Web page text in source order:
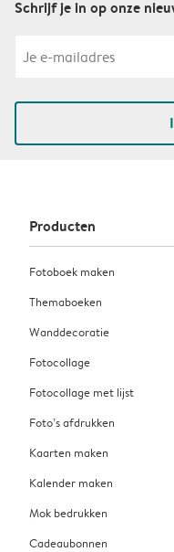
Schrijf je in op onze
Producten
Fotoboek maken
Themaboeken
Wanddecoratie
Fotocollage
Fotocollage met lijst
Foto’s afdrukken
Kaarten maken
Kalender maken
Mok bedrukken
Cadeaubonnen